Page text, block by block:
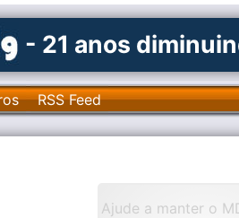
- 21 anos
RSS Feed
Ajude a manter o